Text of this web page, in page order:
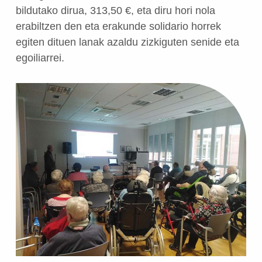
bildutako dirua, 313,50 €, eta diru hori nola
erabiltzen den eta erakunde solidario horrek
egiten dituen lanak azaldu zizkiguten senide eta
egoiliarrei.